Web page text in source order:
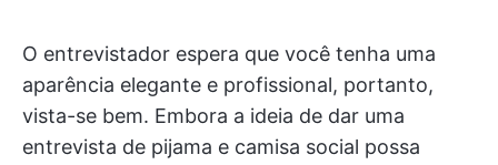
O entrevistador espera que você tenha uma
aparência elegante e profissional, portanto,
vista-se bem. Embora a ideia de dar uma
entrevista de pijama e camisa social possa